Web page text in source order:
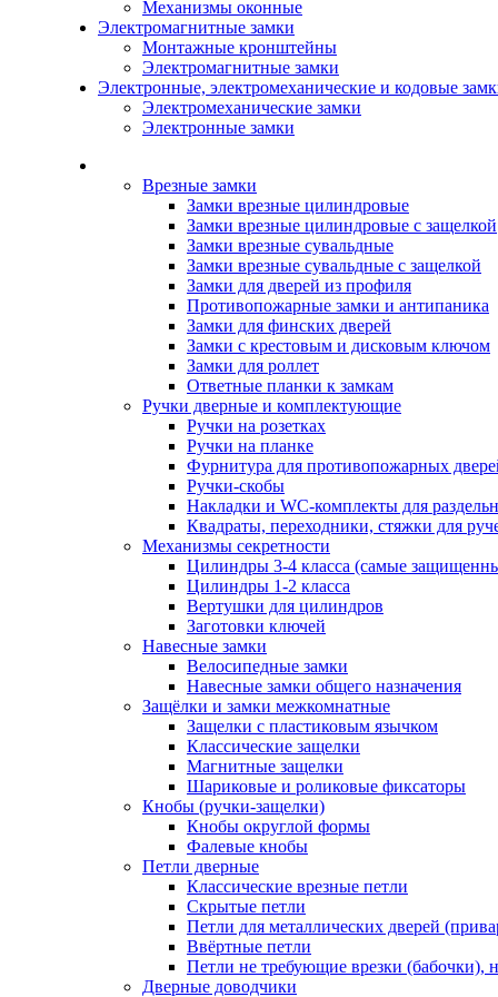
Механизмы оконные
Электромагнитные замки
Монтажные кронштейны
Электромагнитные замки
Электронные, электромеханические и кодовые
Электромеханические замки
Электронные замки
Врезные замки
Замки врезные цилиндровые
Замки врезные цилиндровые с защелкой
Замки врезные сувальдные
Замки врезные сувальдные с защелкой
Замки для дверей из профиля
Противопожарные замки и антипаника
Замки для финских дверей
Замки с крестовым и дисковым ключом
Замки для роллет
Ответные планки к замкам
Ручки дверные и комплектующие
Ручки на розетках
Ручки на планке
Фурнитура для противопожарных
Ручки-скобы
Накладки и WC-комплекты для
Квадраты, переходники, стяжки для
Механизмы секретности
Цилиндры 3-4 класса (самые
Цилиндры 1-2 класса
Вертушки для цилиндров
Заготовки ключей
Навесные замки
Велосипедные замки
Навесные замки общего назначения
Защёлки и замки межкомнатные
Защелки с пластиковым язычком
Классические защелки
Магнитные защелки
Шариковые и роликовые фиксаторы
Кнобы (ручки-защелки)
Кнобы округлой формы
Фалевые кнобы
Петли дверные
Классические врезные петли
Скрытые петли
Петли для металлических дверей
Ввёртные петли
Петли не требующие врезки (бабочки),
Дверные доводчики